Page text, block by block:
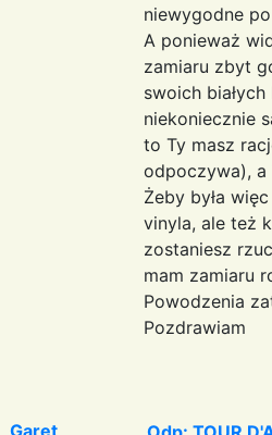
niewygodne
A ponieważ
zamiaru zbyt
swoich
niekoniecznie
to Ty masz
odpoczywa), a
Żeby była
vinyla, ale też
zostaniesz
mam zamiaru
Powodzenia
Pozdrawiam
Garet